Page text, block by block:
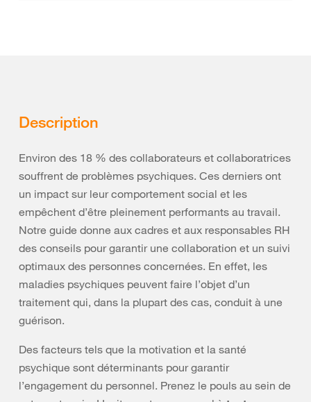
Description
Environ des 18 % des collaborateurs et collaboratrices
souffrent de problèmes psychiques. Ces derniers ont
un impact sur leur comportement social et les
empêchent d’être pleinement performants au travail.
Notre guide donne aux cadres et aux responsables RH
des conseils pour garantir une collaboration et un suivi
optimaux des personnes concernées. En effet, les
maladies psychiques peuvent faire l’objet d’un
traitement qui, dans la plupart des cas, conduit à une
guérison.
Des facteurs tels que la motivation et la santé
psychique sont déterminants pour garantir
l’engagement du personnel. Prenez le pouls au sein de